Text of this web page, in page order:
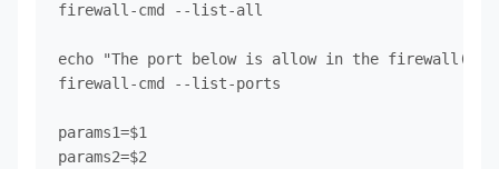
firewall-cmd --list-all
echo "The port below is allow in the
firewall-cmd --list-ports
params1=$1
params2=$2